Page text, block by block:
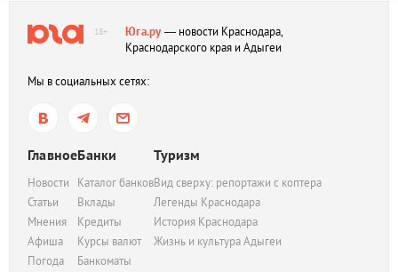
18+ Юга.ру— новости Краснодара,
Краснодарского края и Адыгеи
Мы в социальных сетях:
Главное
Новости
Статьи
Мнения
Афиша
Погода
Банки
Каталог банков
Вклады
Кредиты
Курсы валют
Банкоматы
Туризм
Вид сверху: репортажи с коптера
Легенды Краснодара
История Краснодара
Жизнь и культура Адыгеи